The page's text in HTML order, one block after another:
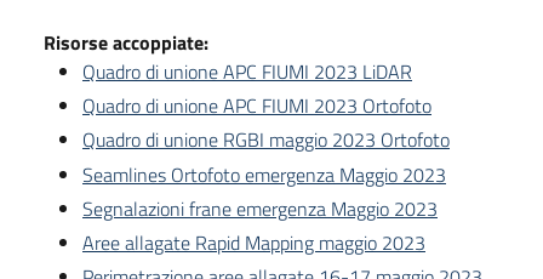
Risorse accoppiate:
Quadro di unione APC FIUMI 2023 LiDAR
Quadro di unione APC FIUMI 2023 Ortofoto
Quadro di unione RGBI maggio 2023 Ortofoto
Seamlines Ortofoto emergenza Maggio 2023
Segnalazioni frane emergenza Maggio 2023
Aree allagate Rapid Mapping maggio 2023